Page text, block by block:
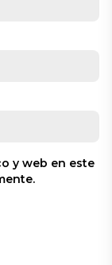
y web en este